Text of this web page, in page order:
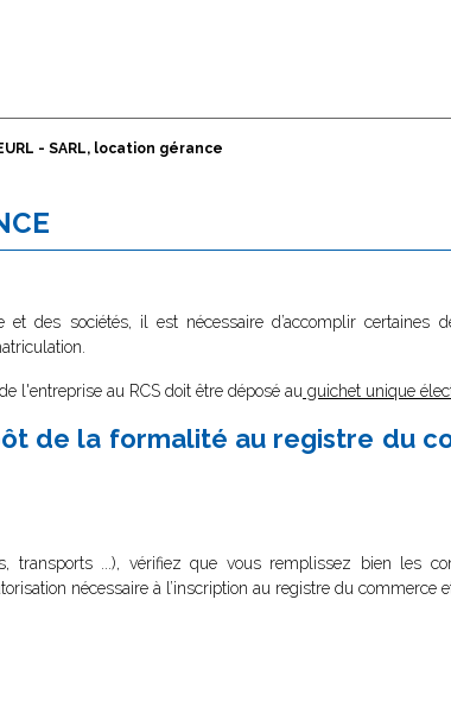
- SARL, location gérance
des sociétés, il est nécessaire d’accomplir certaines
l'entreprise au RCS doit être déposé au guichet unique
de la formalité au registre du
transports ...), vérifiez que vous remplissez bien les
nécessaire à l’inscription au registre du commerce